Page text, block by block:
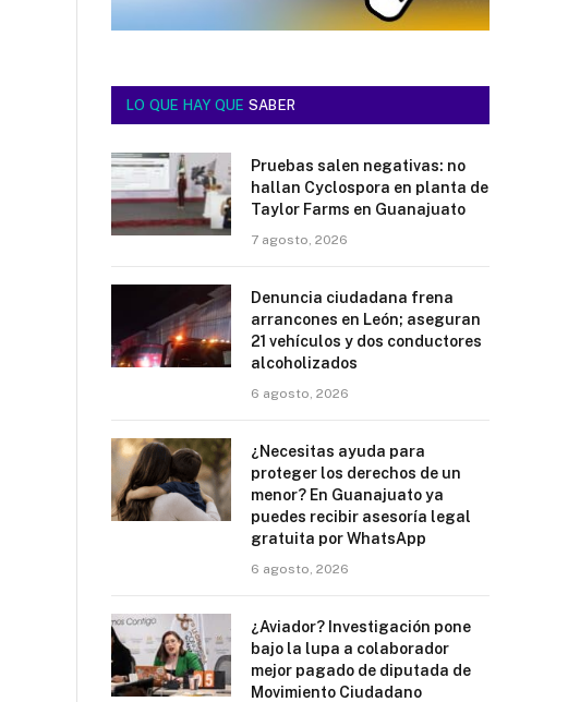
LO QUE HAY QUE SABER
Pruebas salen negativas: no
hallan Cyclospora en planta de
Taylor Farms en Guanajuato
7 agosto, 2026
Denuncia ciudadana frena
arrancones en León; aseguran
21 vehículos y dos conductores
alcoholizados
6 agosto, 2026
¿Necesitas ayuda para
proteger los derechos de un
menor? En Guanajuato ya
puedes recibir asesoría legal
gratuita por WhatsApp
6 agosto, 2026
¿Aviador? Investigación pone
bajo la lupa a colaborador
mejor pagado de diputada de
Movimiento Ciudadano